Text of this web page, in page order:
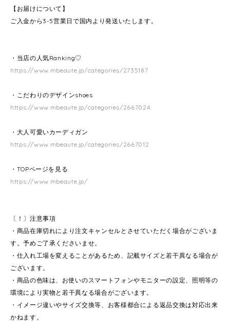
【お届けについて】
ご入金から3-5営業日で国内より発送いたします。
・当店の人気Ranking♡
https://www.mbeaute.jp/categories/2735187
・こだわりのデザインshoes
https://www.mbeaute.jp/categories/2667024
・大人可愛いカーディガン
https://www.mbeaute.jp/categories/2667012
・TOPページを見る
https://www.mbeaute.jp/
〔！〕注意事項
・商品在庫切れにより注文キャンセルとさせていただく場合がございま
す。予めご了承くださいませ。
・仕入れ工場を変えることがあるため、記載サイズと若干異なる場合が
ございます。
・商品の色味は、お使いのスマートフォンやモニターの設定、照明等の
環境により実物と若干異なる場合がございます。
・イメージ違いやサイズ交換等、お客様都合による返品交換は対応出来
かねます。